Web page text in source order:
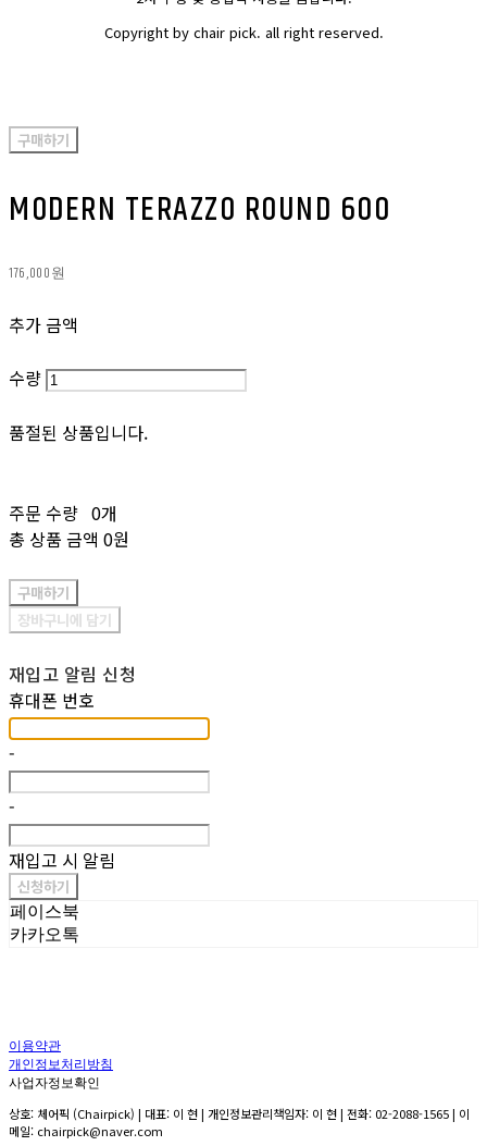
Copyright by chair pick. all right reserved.
구매하기
MODERN TERAZZO ROUND 600
176,000원
추가 금액
수량
품절된 상품입니다.
주문 수량 0개
총 상품 금액 0원
구매하기
장바구니에 담기
재입고 알림 신청
휴대폰 번호
-
-
재입고 시 알림
신청하기
페이스북
카카오톡
이용약관
개인정보처리방침
사업자정보확인
상호: 체어픽 (Chairpick) | 대표: 이 현 | 개인정보관리책임자: 이 현 | 전화: 02-2088-1565 | 이
메일: chairpick@naver.com